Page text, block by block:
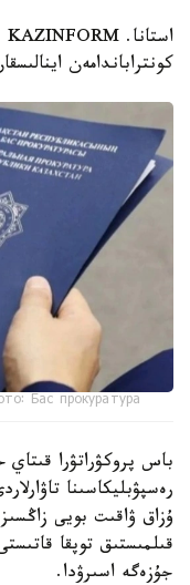
كونتراباندامەن
Бас прокуратура
باس پروكۋراتۋرا قىتاي
رەسپۋبليكاسىنا
ۇزاق ۋاقىت بويى
قىلمىستىق توپقا
جۇزەگە اسىرۋدا.